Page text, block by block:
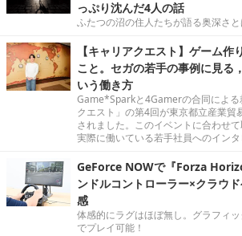
っぷり沈んだ4人の話
ふたつの沼の住人たちが語る奥深さと
【キャリアクエスト】ゲーム作
こと。セガの若手の事例に見る
いう働き方
Game*Sparkと4Gamerの合同による
クエスト」の第4回が東京都立産業貿
されました。このイベントに合わせ
実際に働いている若手社員へのインタ
GeForce NOWで『Forza
ンドルコントローラー×クラウ
感
体感的にラグはほぼ無し。グラフィ
でプレイ可能！